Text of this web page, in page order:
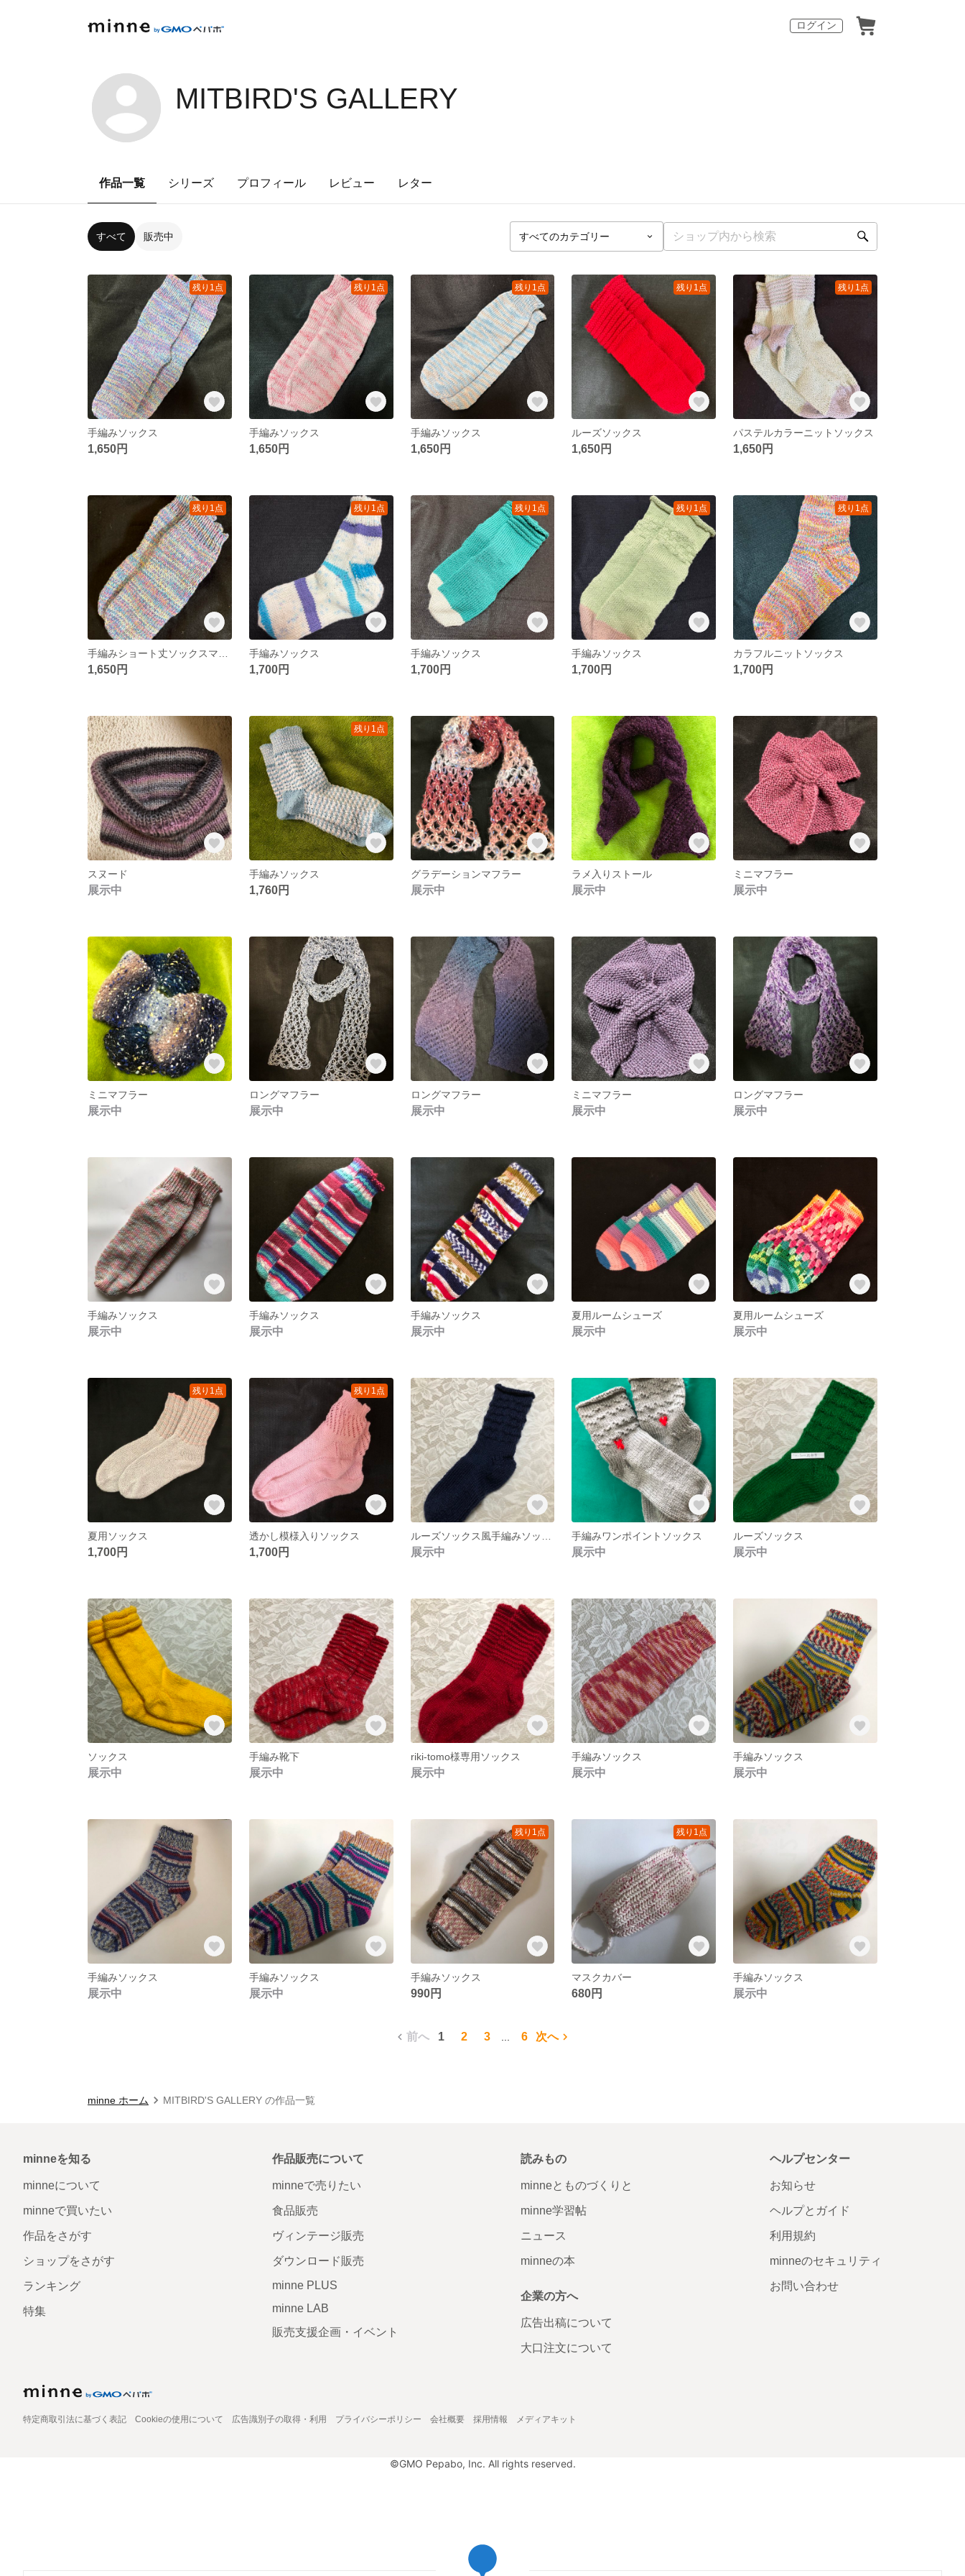
ログイン
MITBIRD'S GALLERY
作品一覧 シリーズ プロフィール レビュー レター
すべて 販売中
残り1点
手編みソックス
1,650円
残り1点
手編みソックス
1,650円
残り1点
手編みソックス
1,650円
残り1点
ルーズソックス
1,650円
残り1点
パステルカラーニットソックス
1,650円
残り1点
1,650円
残り1点
手編みソックス
1,700円
残り1点
手編みソックス
1,700円
残り1点
手編みソックス
1,700円
残り1点
カラフルニットソックス
1,700円
スヌード
展示中
残り1点
手編みソックス
1,760円
グラデーションマフラー
展示中
ラメ入りストール
展示中
ミニマフラー
展示中
ミニマフラー
展示中
ロングマフラー
展示中
ロングマフラー
展示中
ミニマフラー
展示中
ロングマフラー
展示中
手編みソックス
展示中
手編みソックス
展示中
手編みソックス
展示中
夏用ルームシューズ
展示中
夏用ルームシューズ
展示中
残り1点
夏用ソックス
1,700円
残り1点
透かし模様入りソックス
1,700円 展示中
手編みワンポイントソックス
展示中
ルーズソックス
展示中
ソックス
展示中
手編み靴下
展示中
riki-tomo様専用ソックス
展示中
手編みソックス
展示中
手編みソックス
展示中
手編みソックス
展示中
手編みソックス
展示中
残り1点
手編みソックス
990円
残り1点
マスクカバー
680円
手編みソックス
展示中
前へ 1 2 3 6 次へ
minne ホーム MITBIRD'S GALLERY の作品一覧
minneを知る
minneについて
minneで買いたい
作品をさがす
ショップをさがす
ランキング
特集
作品販売について
minneで売りたい
食品販売
ヴィンテージ販売
ダウンロード販売
minne PLUS
minne LAB
販売支援企画・イベント
読みもの
minneとものづくりと
minne学習帖
ニュース
minneの本
企業の方へ
広告出稿について
大口注文について
ヘルプセンター
お知らせ
ヘルプとガイド
利用規約
minneのセキュリティ
お問い合わせ
特定商取引法に基づく表記 Cookieの使用について 広告識別子の取得・利用 プライバシーポリシー 会社概要 採用情報 メディアキット
©GMO Pepabo, Inc. All rights reserved.